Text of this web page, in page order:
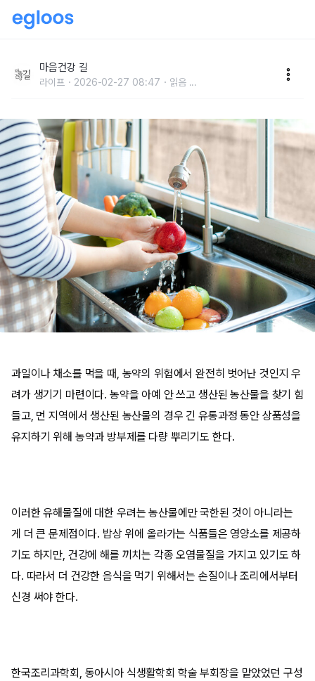
마음건강 길
라이프 2026-02-27 08:47 읽음 ...
과일이나 채소를 먹을 때, 농약의 위험에서 완전히 벗어난 것인지 우
려가 생기기 마련이다. 농약을 아예 안 쓰고 생산된 농산물을 찾기 힘
들고, 먼 지역에서 생산된 농산물의 경우 긴 유통과정 동안 상품성을
유지하기 위해 농약과 방부제를 다량 뿌리기도 한다.
이러한 유해물질에 대한 우려는 농산물에만 국한된 것이 아니라는
게 더 큰 문제점이다. 밥상 위에 올라가는 식품들은 영양소를 제공하
기도 하지만, 건강에 해를 끼치는 각종 오염물질을 가지고 있기도 하
다. 따라서 더 건강한 음식을 먹기 위해서는 손질이나 조리에서부터
신경 써야 한다.
한국조리과학회, 동아시아 식생활학회 학술 부회장을 맡았었던 구성